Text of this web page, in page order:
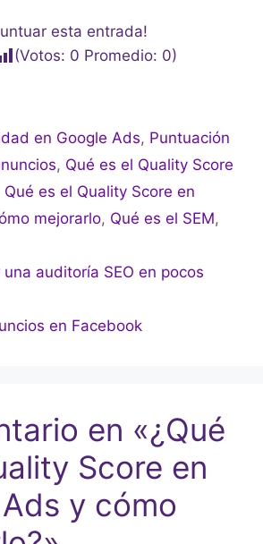
esta entrada!
(Votos: 0 Promedio: 0)
en Google Ads, Puntuación
, Qué es el Quality Score
Qué es el Quality Score en
mejorarlo, Qué es el SEM,
auditoría SEO en pocos
en Facebook
en «¿Qué
Score en
y cómo